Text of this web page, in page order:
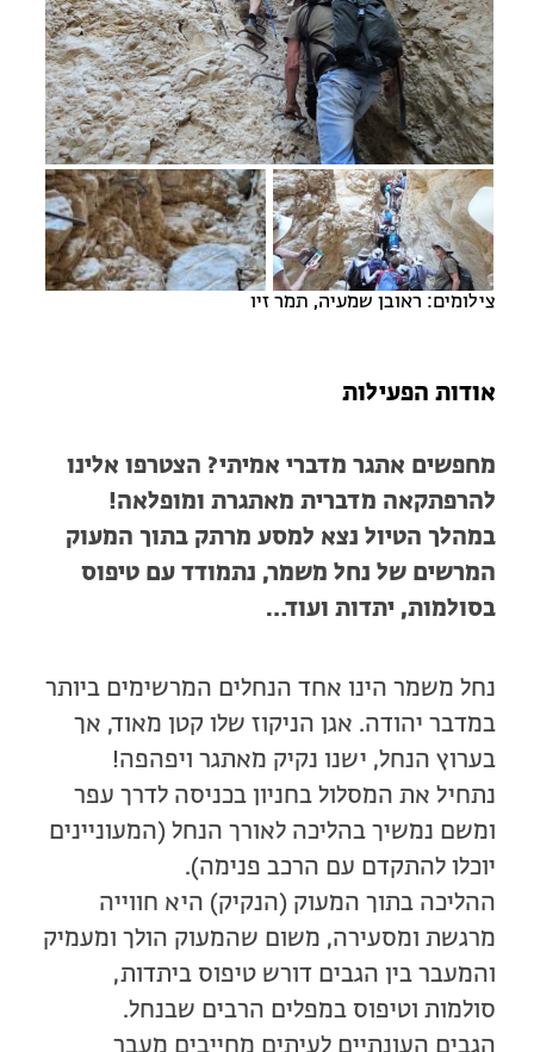
מחנות קיץ
מחנות קיץ
חופשות בבתי ספר שדה
ארץ אהבתי – קבוצות טיולים למבוגרים
צילומים: ראובן שמעיה, תמר זיו
אודות הפעילות
מחפשים אתגר מדברי אמיתי? הצטרפו אלינו
להרפתקאה מדברית מאתגרת ומופלאה!
במהלך הטיול נצא למסע מרתק בתוך המעוק
המרשים של נחל משמר, נתמודד עם טיפוס
בסולמות, יתדות ועוד…
נחל משמר הינו אחד הנחלים המרשימים ביותר
במדבר יהודה. אגן הניקוז שלו קטן מאוד, אך
בערוץ הנחל, ישנו נקיק מאתגר ויפהפה!
נתחיל את המסלול בחניון בכניסה לדרך עפר
ומשם נמשיך בהליכה לאורך הנחל (המעוניינים
יוכלו להתקדם עם הרכב פנימה).
ההליכה בתוך המעוק (הנקיק) היא חווייה
מרגשת ומסעירה, משום שהמעוק הולך ומעמיק
והמעבר בין הגבים דורש טיפוס ביתדות,
סולמות וטיפוס במפלים הרבים שבנחל.
הגבים העונתיים לעיתים מחייבים מעבר